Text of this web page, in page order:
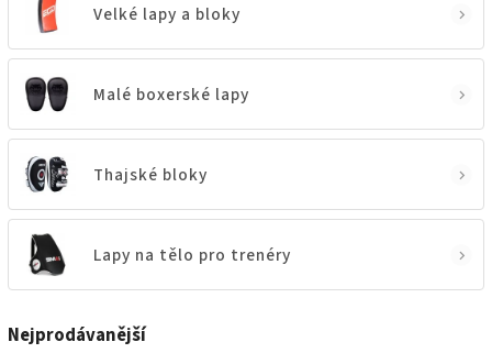
Velké lapy a bloky
Malé boxerské lapy
Thajské bloky
Lapy na tělo pro trenéry
Nejprodávanější